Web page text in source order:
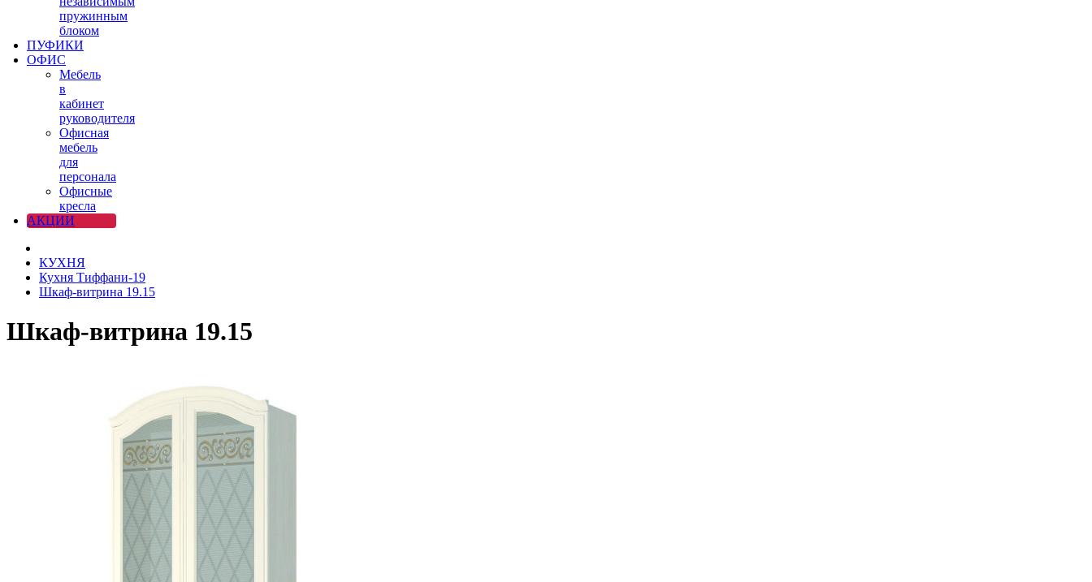
пружинным
блоком
ПУФИКИ
ОФИС
Мебель
в
кабинет
руководителя
Офисная
мебель
для
персонала
Офисные
кресла
АКЦИИ
КУХНЯ
Кухня Тиффани-19
Шкаф-витрина 19.15
Шкаф-витрина 19.15